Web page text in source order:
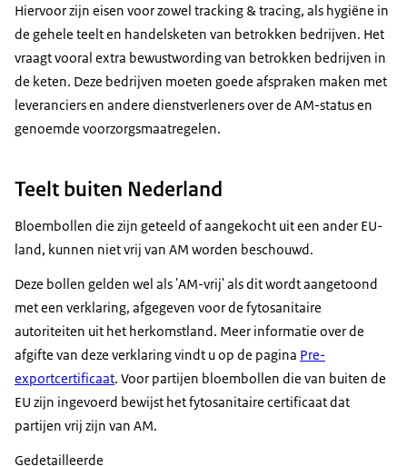
Hiervoor zijn eisen voor zowel tracking & tracing, als hygiëne in
de gehele teelt en handelsketen van betrokken bedrijven. Het
vraagt vooral extra bewustwording van betrokken bedrijven in
de keten. Deze bedrijven moeten goede afspraken maken met
leveranciers en andere dienstverleners over de AM-status en
genoemde voorzorgsmaatregelen.
Teelt buiten Nederland
Bloembollen die zijn geteeld of aangekocht uit een ander EU-
land, kunnen niet vrij van AM worden beschouwd.
Deze bollen gelden wel als 'AM-vrij' als dit wordt aangetoond
met een verklaring, afgegeven voor de fytosanitaire
autoriteiten uit het herkomstland. Meer informatie over de
afgifte van deze verklaring vindt u op de pagina Pre-
exportcertificaat. Voor partijen bloembollen die van buiten de
EU zijn ingevoerd bewijst het fytosanitaire certificaat dat
partijen vrij zijn van AM.
Gedetailleerde